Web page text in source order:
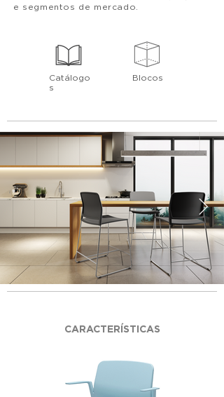
e segmentos de mercado.
Catálogo
s
Blocos
CARACTERÍSTICAS